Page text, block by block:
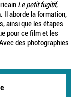
Le petit fugitif,
Il aborde la formation,
ainsi que les étapes
pour ce film et les
des photographies